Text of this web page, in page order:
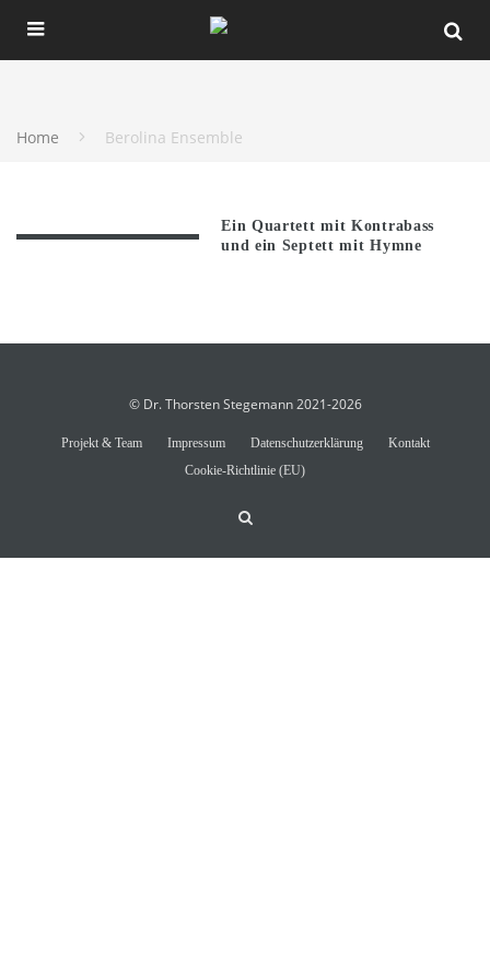
Home Berolina Ensemble
Ein Quartett mit Kontrabass
und ein Septett mit Hymne
© Dr. Thorsten Stegemann 2021-2026
Projekt & Team Impressum Datenschutzerklärung
Kontakt
Cookie-Richtlinie (EU)